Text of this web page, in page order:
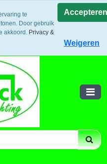
€300,- in europa / 14
Veilige betalingen /
te
Door gebruik
akkoord. Privacy &
Accepteren
Weigeren